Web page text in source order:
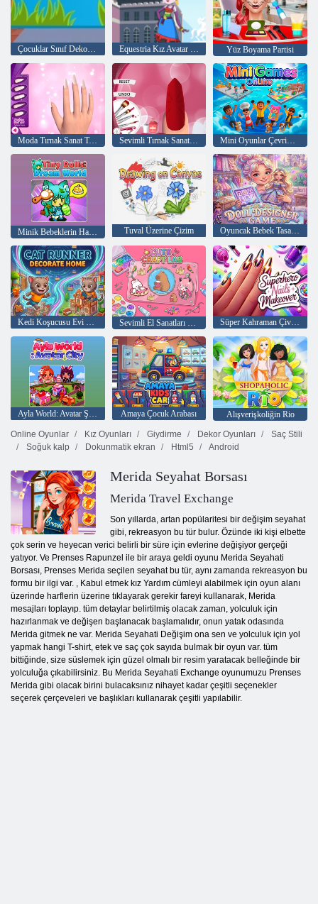
Çocuklar Sınıf Dekorasyon Equestria Kız Avatar Maker Yüz Boyama Partisi
Moda Tırnak Sanat Tasarımları Oyunu Sevimli Tırnak Sanatı Tasarımları Oyunu 3D Mini Oyunlar Çevrimiçi
Tuval Üzerine Çizim Oyuncak Bebek Tasarımcısı Oyunu
Kedi Koşucusu Evi Dekore Et Sevimli El Sanatları Laboratuvarı Süper Kahraman Çivi Makyajı
Ayla World: Avatar Şehri Amaya Çocuk Arabası
Alışverişkoliğin Rio
Online Oyunlar
Kız Oyunları Giydirme Dekor Oyunları
Saç Stili
Soğuk kalp
Dokunmatik ekran Html5 Android
Merida Seyahat Borsası
Merida Travel Exchange
Son yıllarda, artan popülaritesi bir değişim seyahat
gibi, rekreasyon bu tür bulur. Özünde iki kişi elbette
çok serin ve heyecan verici belirli bir süre için evlerine değişiyor gerçeği
yatıyor. Ve Prenses Rapunzel ile bir araya geldi oyunu Merida Seyahati
Borsası, Prenses Merida seçilen seyahat bu tür, aynı zamanda rekreasyon bu
formu bir ilgi var. , Kabul etmek kız Yardım cümleyi alabilmek için oyun alanı
üzerinde harflerin üzerine tıklayarak gerekir fareyi kullanarak, Merida
mesajları toplayıp. tüm detaylar belirtilmiş olacak zaman, yolculuk için
hazırlanmak ve değişen başlanacak başlamalıdır, onun yatak odasında
Merida gitmek ne var. Merida Seyahati Değişim ona sen ve yolculuk için yol
yapmak hangi T-shirt, etek ve saç çok sayıda bulmak bir oyun var. tüm
bittiğinde, size süslemek için güzel olmalı bir resim yaratacak belleğinde bir
yolculuğa çıkabilirsiniz. Bu Merida Seyahati Exchange oyunumuzu Prenses
Merida gibi olacak birini bulacaksınız nihayet kadar çeşitli seçenekler
seçerek çerçeveleri ve başlıkları kullanarak çeşitli yapılabilir.